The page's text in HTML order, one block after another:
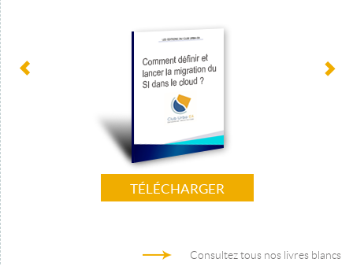
TÉLÉCHARGER
Consultez tous nos livres blancs